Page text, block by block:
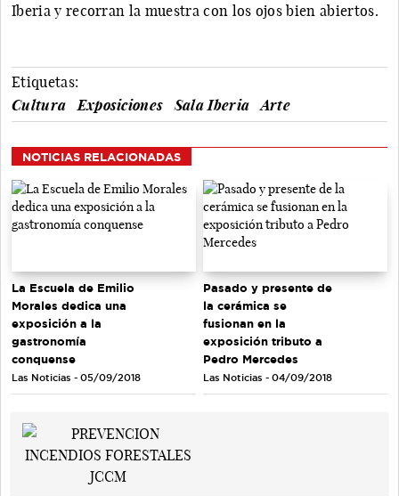
Iberia y recorran la muestra con los ojos bien abiertos.
Etiquetas:
Cultura
Exposiciones Sala Iberia Arte
NOTICIAS RELACIONADAS
La Escuela de Emilio
Morales dedica una
exposición a la
gastronomía
conquense
Las Noticias - 05/09/2018
Pasado y presente de
la cerámica se
fusionan en la
exposición tributo a
Pedro Mercedes
Las Noticias - 04/09/2018